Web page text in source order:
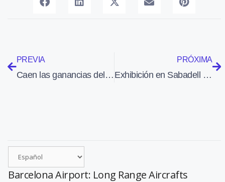
PREVIA
Caen las ganancias del Grupo Lufthansa un 74,5% en 2013
PRÓXIMA
Exhibición en Sabadell de la FPAC con vehículos americanos
Barcelona Airport: Long Range Aircrafts